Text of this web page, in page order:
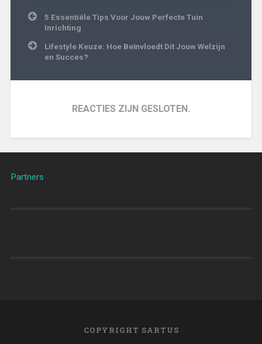
Bericht
navigatie
5 Essentiële Tips Voor Jouw Perfecte Tuin
Inrichting
Lifestyle Keuze: Hoe Beïnvloedt Dit Jouw Welzijn
en Succes?
REACTIES ZIJN GESLOTEN.
Partners
COPYRIGHT SARTUS